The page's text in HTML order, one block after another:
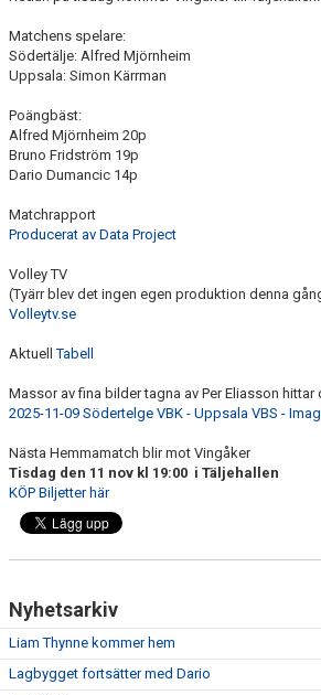
Matchens spelare:
Södertälje: Alfred Mjörnheim
Uppsala: Simon Kärrman
Poängbäst:
Alfred Mjörnheim 20p
Bruno Fridström 19p
Dario Dumancic 14p
Matchrapport
Producerat av Data Project
Volley TV
(Tyärr blev det ingen egen produktion denna
Volleytv.se
AktuellTabell
Massor av fina bilder tagna av Per Eliasson hittar
2025-11-09 Södertelge VBK - Uppsala VBS -
Nästa Hemmamatch blir mot Vingåker
Tisdag den 11 nov kl 19:00 i Täljehallen
KÖP Biljetter här
Nyhetsarkiv
Liam Thynne kommer hem
Lagbygget fortsätter med Dario